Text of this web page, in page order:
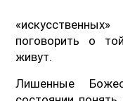
поговорить о
живут.
Лишенные